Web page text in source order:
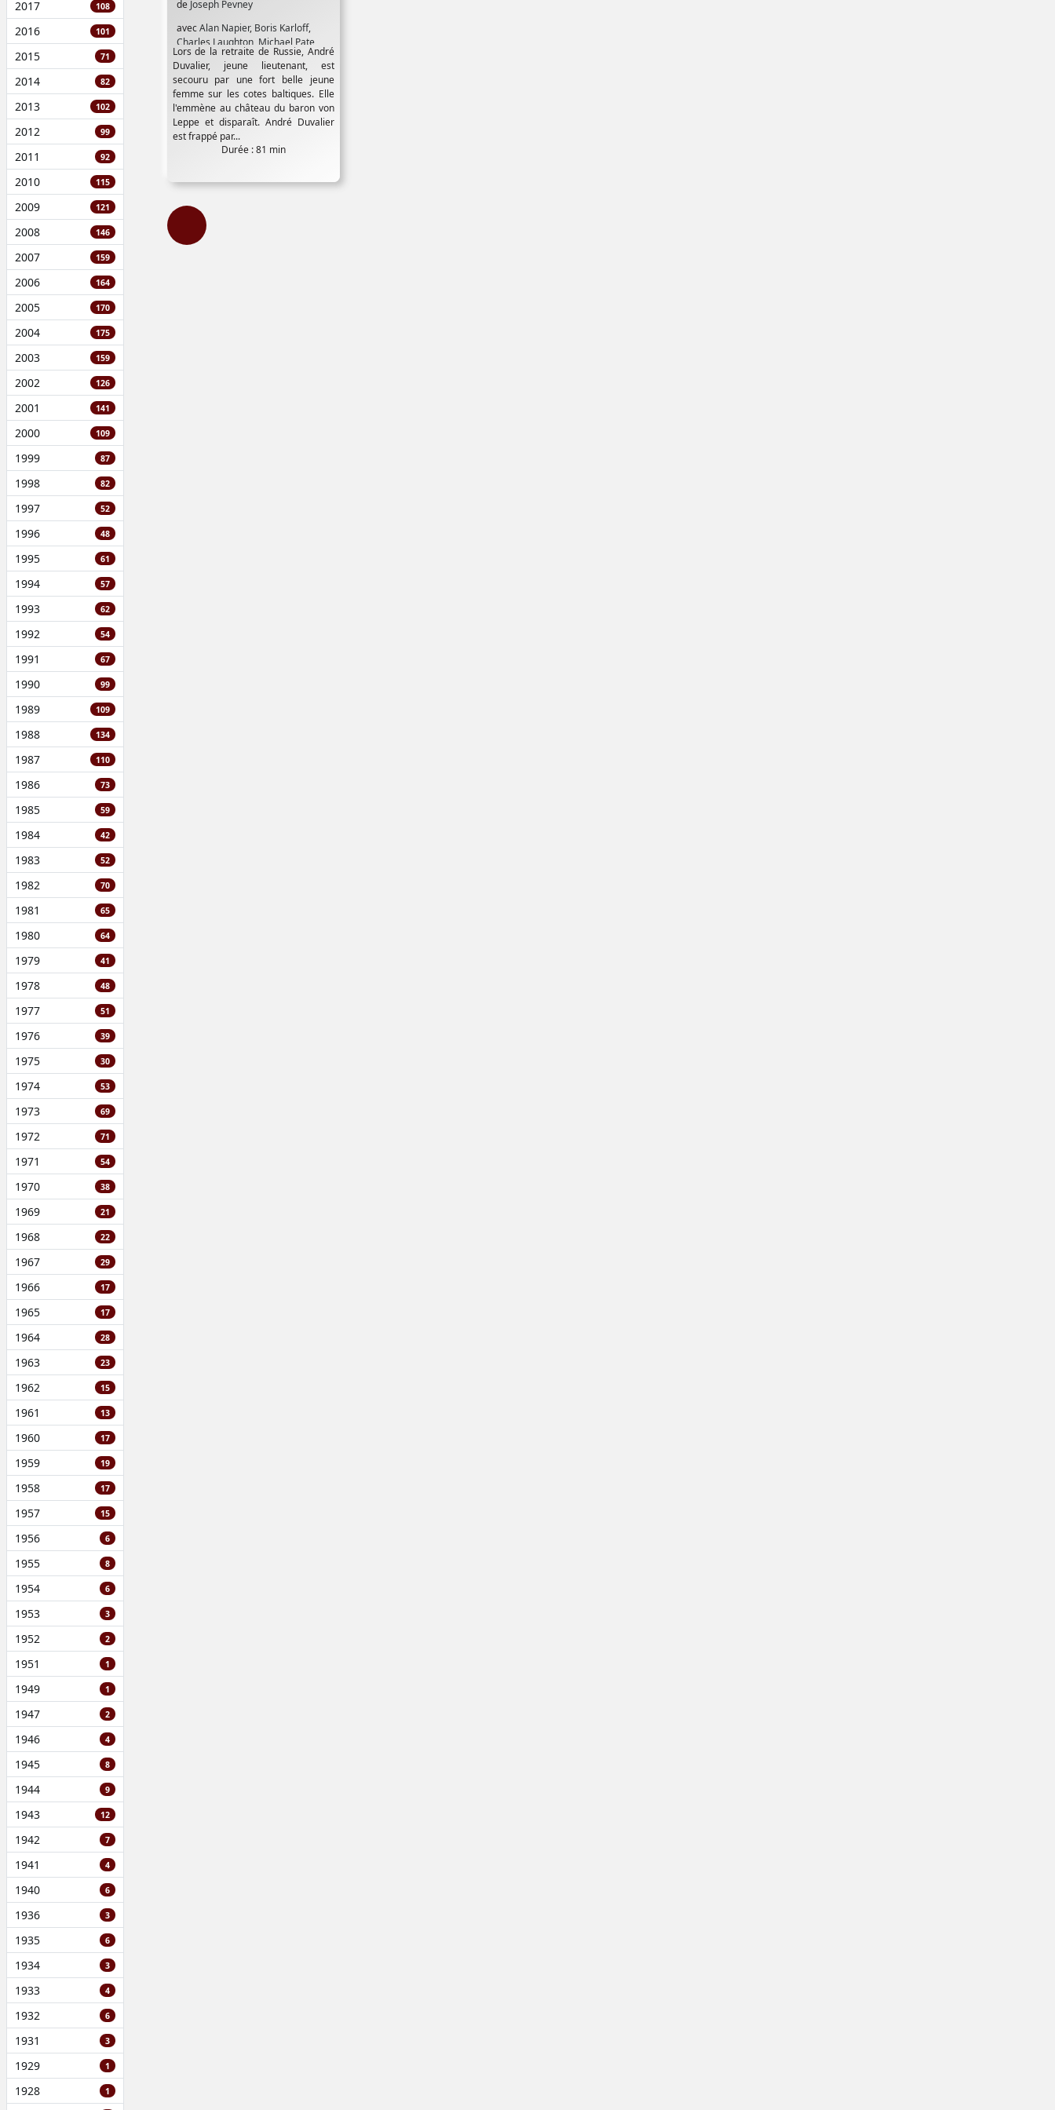
2017 108
2016 101
2015 71
2014 82
2013 102
2012 99
2011 92
2010 115
2009 121
2008 146
2007 159
2006 164
2005 170
2004 175
2003 159
2002 126
2001 141
2000 109
1999 87
1998 82
1997 52
1996 48
1995 61
1994 57
1993 62
1992 54
1991 67
1990 99
1989 109
1988 134
1987 110
1986 73
1985 59
1984 42
1983 52
1982 70
1981 65
1980 64
1979 41
1978 48
1977 51
1976 39
1975 30
1974 53
1973 69
1972 71
1971 54
1970 38
1969 21
1968 22
1967 29
1966 17
1965 17
1964 28
1963 23
1962 15
1961 13
1960 17
1959 19
1958 17
1957 15
1956 6
1955 8
1954 6
1953 3
1952 2
1951 1
1949 1
1947 2
1946 4
1945 8
1944 9
1943 12
1942 7
1941 4
1940 6
1936 3
1935 6
1934 3
1933 4
1932 6
1931 3
1929 1
1928 1
de Joseph Pevney
avecAlan Napier, Boris Karloff,
Charles Laughton, Michael Pate,
Paul Cavanagh,Richard Stapley,
Sally Forrest
Lors de la retraite de Russie, André
Duvalier, jeune lieutenant, est
secouru par une fort belle jeune
femme sur les cotes baltiques. Elle
l'emmène au château du baron von
Leppe et disparaît. André Duvalier
est frappé par...
Durée : 81 min